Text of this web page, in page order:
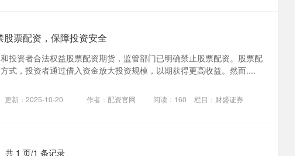
股票配资，保障投资安全
投资者合法权益股票配资期货，监管部门已明确禁止股票配资。股票配
式，投资者通过借入资金放大投资规模，以期获得更高收益。然而....
更新：2025-10-20 作者：配资官网 阅读： 160 栏目： 财盛证券
共 1 页/1 条记录